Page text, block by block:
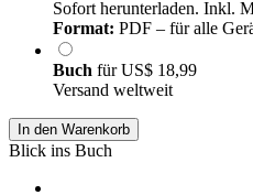
Sofort herunterladen. Inkl.
Format: PDF – für alle
Buch fürUS$ 18,99
Versand weltweit
In den Warenkorb
Blick ins Buch